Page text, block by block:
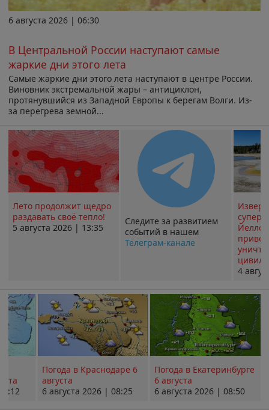
6 августа 2026 | 06:30
В Центральной России наступают самые
жаркие дни этого лета
Самые жаркие дни этого лета наступают в центре России.
Виновник экстремальной жары – антициклон,
протянувшийся из Западной Европы к берегам Волги. Из-
за перегрева земной...
Лето продолжит щедро
раздавать своё тепло!
5 августа 2026 | 13:35
Следите за развитием
событий в нашем
Телеграм-канале
4
Погода в Краснодаре 6
августа
6 августа 2026 | 08:25
Погода в Екатеринбурге
6 августа
6 августа 2026 | 08:50